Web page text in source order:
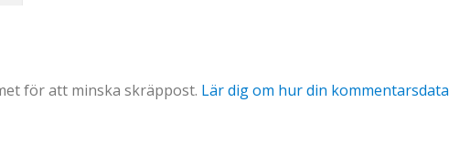
för att minska skräppost. Lär dig om hur din kommentarsdata